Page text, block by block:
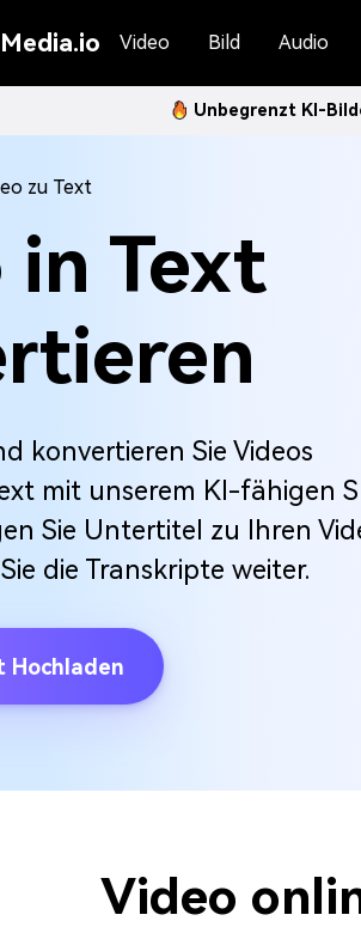
Media.io Video Bild Audio
Unbegrenzt KI-
in Text
konvertieren Sie Videos
mit unserem KI-fähigen
Sie Untertitel zu Ihren
die Transkripte weiter.
Hochladen
zu Text
Video